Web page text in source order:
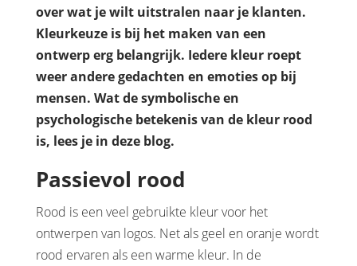
over wat je wilt uitstralen naar je klanten.
Kleurkeuze is bij het maken van een
ontwerp erg belangrijk. Iedere kleur roept
weer andere gedachten en emoties op bij
mensen. Wat de symbolische en
psychologische betekenis van de kleur rood
is, lees je in deze blog.
Passievol rood
Rood is een veel gebruikte kleur voor het
ontwerpen van logos. Net als geel en oranje wordt
rood ervaren als een warme kleur. In de